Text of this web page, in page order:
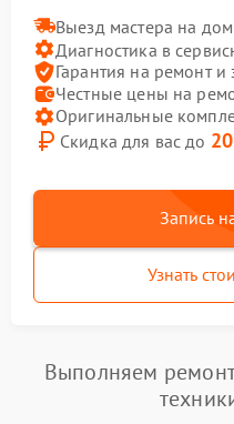
Выезд мастера на
Диагностика в
Гарантия на ремонт и
Честные цены на
Оригинальные
Скидка для вас до
Запись
Узнать
Выполняем